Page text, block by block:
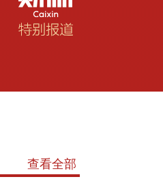
查看全部